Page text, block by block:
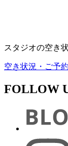
スタジオの空き
空き状況・ご予
FOLLOW